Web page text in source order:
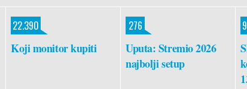
Koji monitor kupiti
22.390
Uputa: Stremio 2026
najbolji setup
276